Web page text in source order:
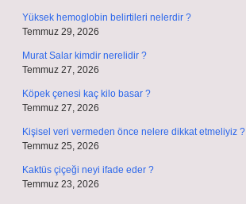
Yüksek hemoglobin belirtileri nelerdir ?
Temmuz 29, 2026
Murat Salar kimdir nerelidir ?
Temmuz 27, 2026
Köpek çenesi kaç kilo basar ?
Temmuz 27, 2026
Kişisel veri vermeden önce nelere dikkat etmeliyiz ?
Temmuz 25, 2026
Kaktüs çiçeği neyi ifade eder ?
Temmuz 23, 2026